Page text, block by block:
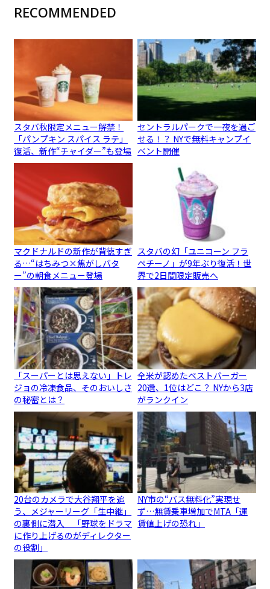
RECOMMENDED
スタバ秋限定メニュー解禁！
「パンプキン スパイス ラテ」
復活、新作“チャイダー”も登場
セントラルパークで一夜を過ご
せる！？ NYで無料キャンプイ
ベント開催
マクドナルドの新作が背徳すぎ
る…“はちみつ×焦がしバタ
ー”の朝食メニュー登場
スタバの幻「ユニコーン フラ
ペチーノ」が9年ぶり復活！世
界で2日間限定販売へ
「スーパーとは思えない」トレ
ジョの冷凍食品、そのおいしさ
の秘密とは？
全米が認めたベストバーガー
20選、1位はどこ？ NYから3店
がランクイン
20台のカメラで大谷翔平を追
う、メジャーリーグ「生中継」
の裏側に潜入 「野球をドラマ
に作り上げるのがディレクター
の役割」
NY市の“バス無料化”実現せ
ず…無賃乗車増加でMTA「運
賃値上げの恐れ」